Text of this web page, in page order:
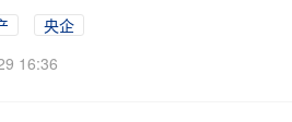
央企
16:36